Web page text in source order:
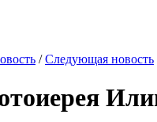
/Следующая новость